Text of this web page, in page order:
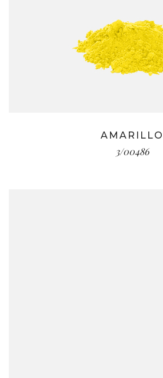
AMARILLO
3/00486